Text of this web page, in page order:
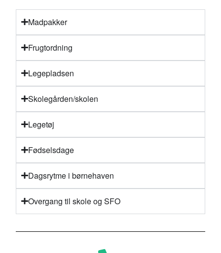
Madpakker
Frugtordning
Legepladsen
Skolegården/skolen
Legetøj
Fødselsdage
Dagsrytme i børnehaven
Overgang til skole og SFO